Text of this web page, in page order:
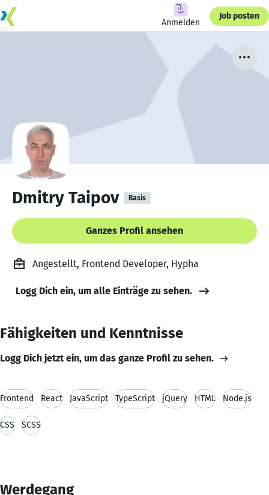
Anmelden
Job posten
Dmitry Taipov Basis
Ganzes Profil ansehen
Angestellt, Frontend Developer, Hypha
Logg Dich ein, um alle Einträge zu sehen.
Fähigkeiten und Kenntnisse
Logg Dich jetzt ein, um das ganze Profil zu sehen.
Frontend React JavaScript TypeScript jQuery HTML Node.js
CSS SCSS
Werdegang